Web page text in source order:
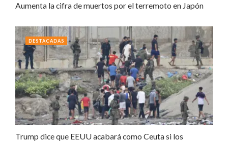
Aumenta la cifra de muertos por el terremoto en Japón
Trump dice que EEUU acabará como Ceuta si los
DESTACADAS